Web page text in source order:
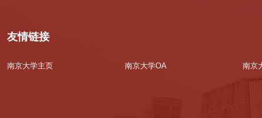
友情链接
南京大学主页 南京大学OA 南京